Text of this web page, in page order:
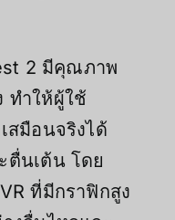
2 มีคุณภาพ
ทำให้ผู้ใช้
สมือนจริงได้
ตื่นเต้น โดย
ที่มีกราฟิกสูง